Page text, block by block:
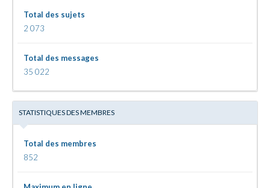
Total des sujets
2 073
Total des messages
35 022
STATISTIQUES DES MEMBRES
Total des membres
852